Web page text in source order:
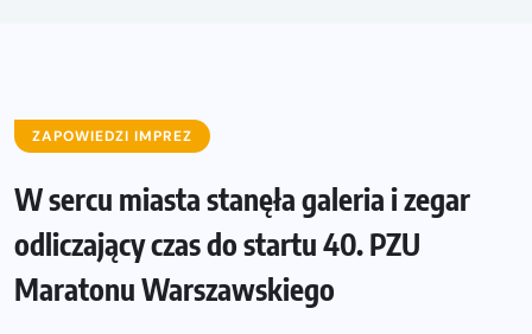
ZAPOWIEDZI IMPREZ
W sercu miasta stanęła galeria i zegar
odliczający czas do startu 40. PZU
Maratonu Warszawskiego